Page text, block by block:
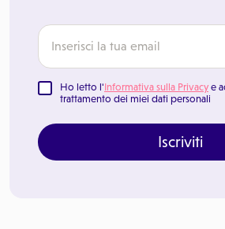
Ho letto l'Informativa sulla Privacy e
trattamento dei miei dati personali
Iscriviti